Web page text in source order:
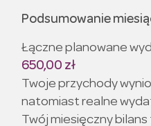
Podsumowanie
Łączne planowane
650,00 zł
Twoje przychody
natomiast realne
Twój miesięczny bilans